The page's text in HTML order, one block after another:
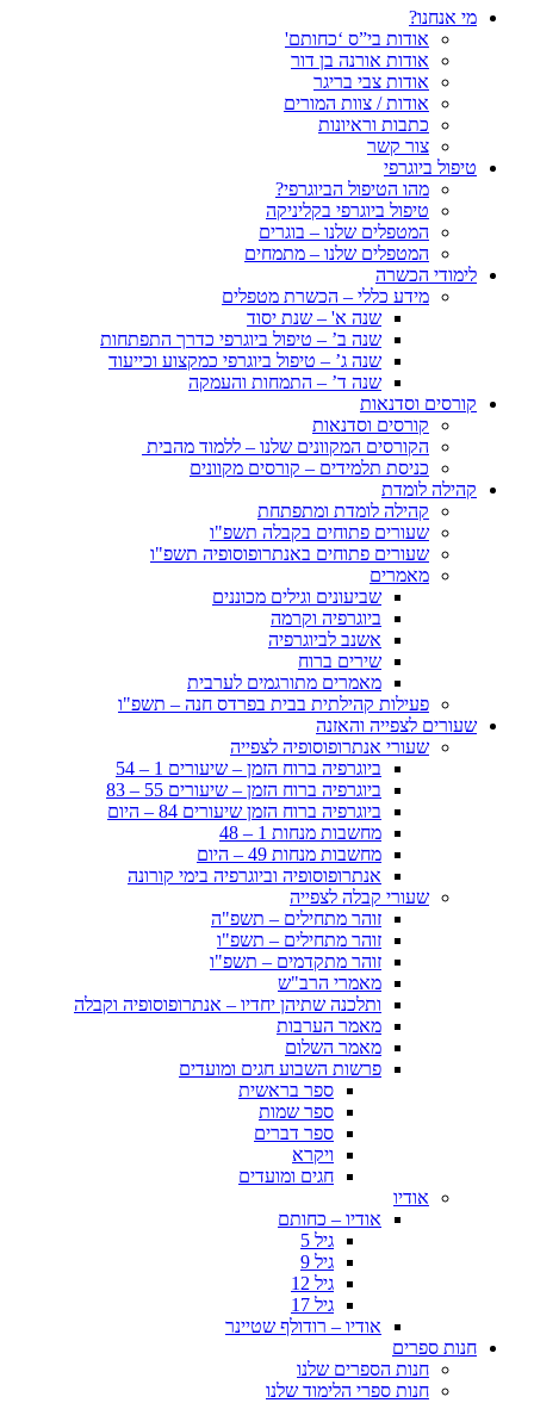
מי אנחנו?
אודות בי”ס ‘כחותם'
אודות אורנה בן דור
אודות צבי בריגר
אודות / צוות המורים
כתבות וראיונות
צור קשר
טיפול ביוגרפי
מהו הטיפול הביוגרפי?
טיפול ביוגרפי בקליניקה
המטפלים שלנו – בוגרים
המטפלים שלנו – מתמחים
לימודי הכשרה
מידע כללי – הכשרת מטפלים
שנה א' – שנת יסוד
שנה ב’ – טיפול ביוגרפי כדרך התפתחות
שנה ג’ – טיפול ביוגרפי כמקצוע וכייעוד
שנה ד’ – התמחות והעמקה
קורסים וסדנאות
קורסים וסדנאות
הקורסים המקוונים שלנו – ללמוד מהבית
כניסת תלמידים – קורסים מקוונים
קהילה לומדת
קהילה לומדת ומתפתחת
שעורים פתוחים בקבלה תשפ"ו
שעורים פתוחים באנתרופוסופיה תשפ"ו
מאמרים
שביעונים וגילים מכוננים
ביוגרפיה וקרמה
אשנב לביוגרפיה
שירים ברוח
מאמרים מתורגמים לערבית
פעילות קהילתית בבית בפרדס חנה – תשפ"ו
שעורים לצפייה והאזנה
שעורי אנתרופוסופיה לצפייה
ביוגרפיה ברוח הזמן – שיעורים 1 – 54
ביוגרפיה ברוח הזמן – שיעורים 55 – 83
ביוגרפיה ברוח הזמן שיעורים 84 – היום
מחשבות מנחות 1 – 48
מחשבות מנחות 49 – היום
אנתרופוסופיה וביוגרפיה בימי קורונה
שעורי קבלה לצפייה
זוהר מתחילים – תשפ"ה
זוהר מתחילים – תשפ"ו
זוהר מתקדמים – תשפ"ו
מאמרי הרב"ש
ותלכנה שתיהן יחדיו – אנתרופוסופיה וקבלה
מאמר הערבות
מאמר השלום
פרשות השבוע חגים ומועדים
ספר בראשית
ספר שמות
ספר דברים
ויקרא
חגים ומועדים
אודיו
אודיו – כחותם
גיל 5
גיל 9
גיל 12
גיל 17
אודיו – רודולף שטיינר
חנות ספרים
חנות הספרים שלנו
חנות ספרי הלימוד שלנו